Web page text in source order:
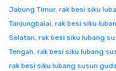
Jabung Timur, rak besi siku
Tanjungbalai, rak besi siku
Selatan, rak besi siku lubang
Tengah, rak besi siku lubang
rak besi siku lubang susun